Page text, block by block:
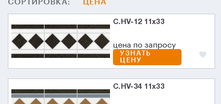
СОРТИРОВКА: ЦЕНА
C.HV-12 11x33
цена по запросу
УЗНАТЬ
ЦЕНУ
C.HV-34 11x33